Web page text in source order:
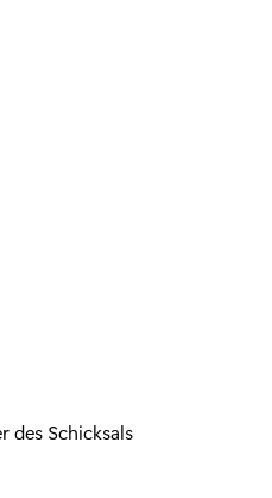
des Schicksals